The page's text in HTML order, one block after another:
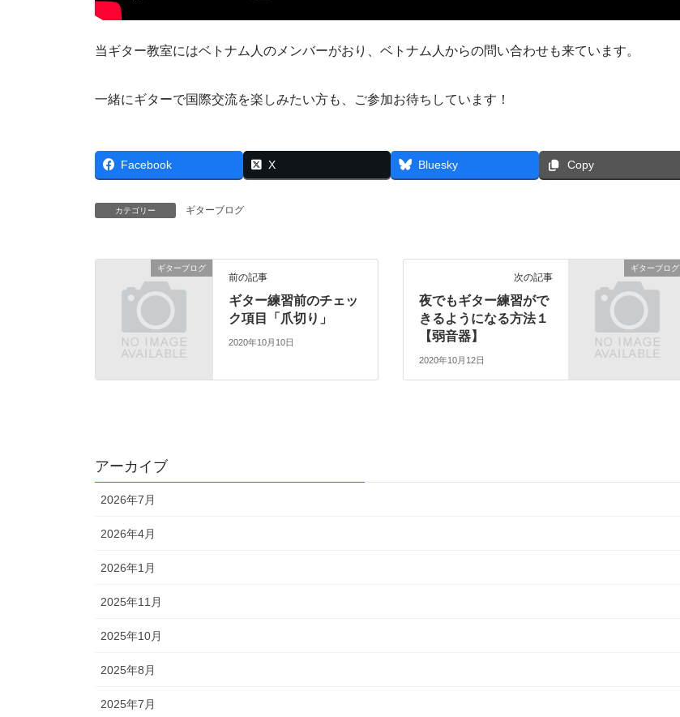
当ギター教室にはベトナム人のメンバーがおり、ベトナム人からの問い合わせも来ています。
一緒にギターで国際交流を楽しみたい方も、ご参加お待ちしています！
Facebook X Bluesky Copy
カテゴリー ギターブログ
ギターブログ
前の記事
ギター練習前のチェッ
ク項目「爪切り」
2020年10月10日
ギターブログ
次の記事
夜でもギター練習がで
きるようになる方法１
【弱音器】
2020年10月12日
アーカイブ
2026年7月
2026年4月
2026年1月
2025年11月
2025年10月
2025年8月
2025年7月